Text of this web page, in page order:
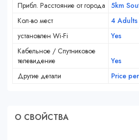
Прибл. Расстояние от города
5km
Кол-во мест
4 Adults
установлен Wi-Fi
Yes
Кабельное / Спутниковое
телевидение
Yes
Другие детали
Price
О СВОЙСТВA